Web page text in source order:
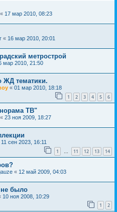
« 17 мар 2010, 08:23
« 16 мар 2010, 20:01
метрострой
мар 2010, 21:50
ЖД тематики.
« 01 мар 2010, 18:18
1 2 3 4 5 6
ТВ"
« 23 ноя 2009, 18:27
11 сен 2023, 16:11
1 … 11 12 13 14
« 12 май 2009, 04:03
не было
10 ноя 2008, 10:29
1 2